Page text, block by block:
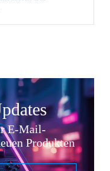
E-Mail-
Produkten